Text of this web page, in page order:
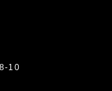
8-10